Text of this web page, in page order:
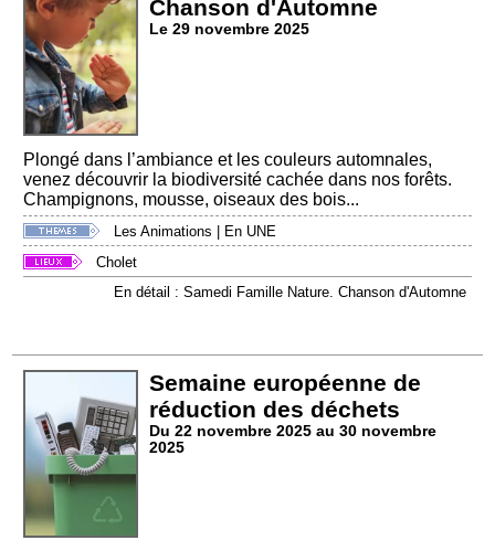
Chanson d'Automne
Le 29 novembre 2025
Plongé dans l’ambiance et les couleurs automnales,
venez découvrir la biodiversité cachée dans nos forêts.
Champignons, mousse, oiseaux des bois...
Les Animations
En UNE
Cholet
En détail : Samedi Famille Nature. Chanson d'Automne
Semaine européenne de
réduction des déchets
Du 22 novembre 2025 au 30 novembre
2025